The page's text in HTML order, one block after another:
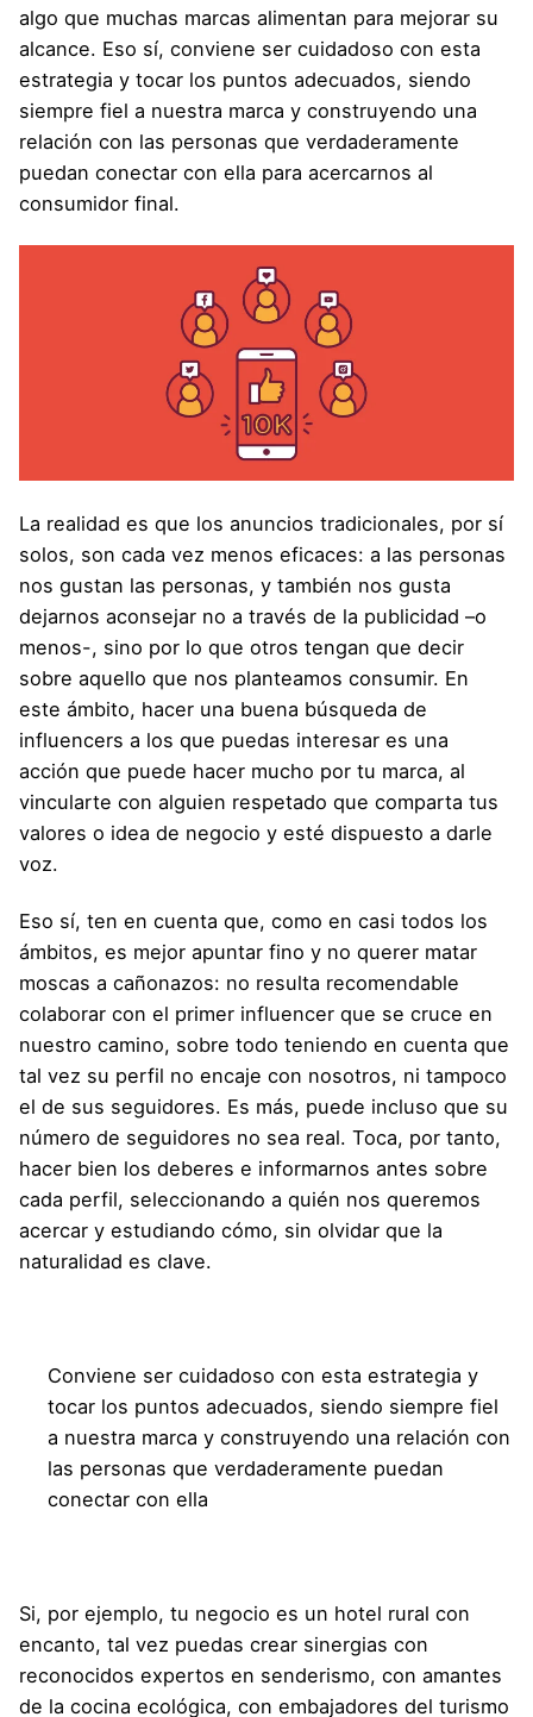
algo que muchas marcas alimentan para mejorar su
alcance. Eso sí, conviene ser cuidadoso con esta
estrategia y tocar los puntos adecuados, siendo
siempre fiel a nuestra marca y construyendo una
relación con las personas que verdaderamente
puedan conectar con ella para acercarnos al
consumidor final.
La realidad es que los anuncios tradicionales, por sí
solos, son cada vez menos eficaces: a las personas
nos gustan las personas, y también nos gusta
dejarnos aconsejar no a través de la publicidad –o
menos-, sino por lo que otros tengan que decir
sobre aquello que nos planteamos consumir. En
este ámbito, hacer una buena búsqueda de
influencers a los que puedas interesar es una
acción que puede hacer mucho por tu marca, al
vincularte con alguien respetado que comparta tus
valores o idea de negocio y esté dispuesto a darle
voz.
Eso sí, ten en cuenta que, como en casi todos los
ámbitos, es mejor apuntar fino y no querer matar
moscas a cañonazos: no resulta recomendable
colaborar con el primer influencer que se cruce en
nuestro camino, sobre todo teniendo en cuenta que
tal vez su perfil no encaje con nosotros, ni tampoco
el de sus seguidores. Es más, puede incluso que su
número de seguidores no sea real. Toca, por tanto,
hacer bien los deberes e informarnos antes sobre
cada perfil, seleccionando a quién nos queremos
acercar y estudiando cómo, sin olvidar que la
naturalidad es clave.
Conviene ser cuidadoso con esta estrategia y
tocar los puntos adecuados, siendo siempre fiel
a nuestra marca y construyendo una relación con
las personas que verdaderamente puedan
conectar con ella
Si, por ejemplo, tu negocio es un hotel rural con
encanto, tal vez puedas crear sinergias con
reconocidos expertos en senderismo, con amantes
de la cocina ecológica, con embajadores del turismo